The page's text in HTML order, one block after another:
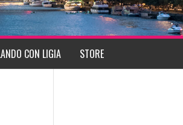
CON LIGIA STORE